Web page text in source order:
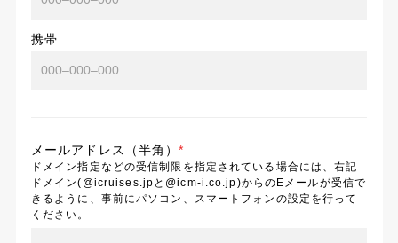
携帯
メールアドレス（半角）*
ドメイン指定などの受信制限を指定されている場合には、右記
ドメイン(@icruises.jpと@icm-i.co.jp)からのEメールが受信で
きるように、事前にパソコン、スマートフォンの設定を行って
ください。